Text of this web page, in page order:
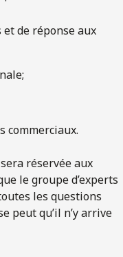
et de réponse aux
commerciaux.
réservée aux
le groupe d’experts
les questions
peut qu’il n’y arrive